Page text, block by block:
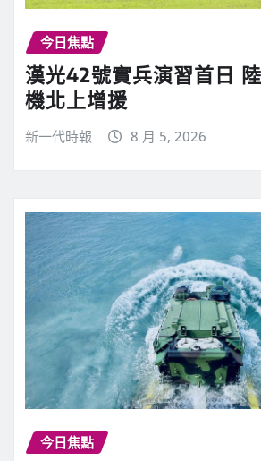
今日焦點
漢光42號實兵演習首日
機北上增援
新一代時報 8 月 5, 2026
今日焦點